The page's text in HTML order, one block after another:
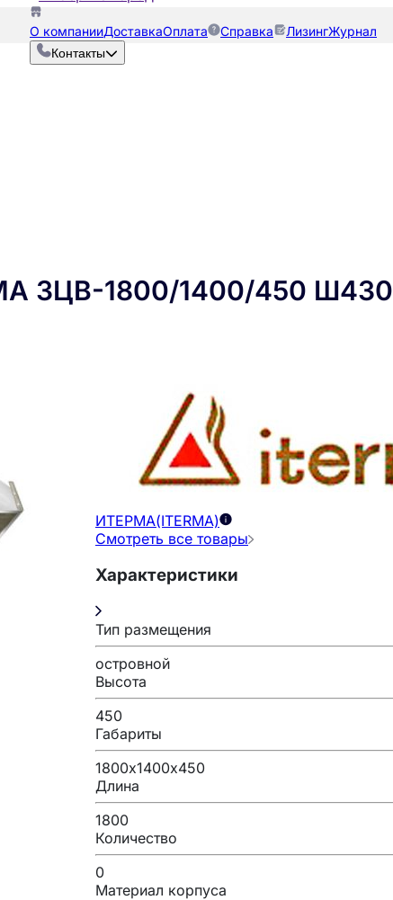
О компанииДоставкаОплата Справка ЛизингЖурнал
Контакты
ЗЦВ-1800/1400/450 Ш430
ИТЕРМА(ITERMA)
Смотреть все товары
Характеристики
Тип размещения
островной
Высота
450
Габариты
1800х1400х450
Длина
1800
Количество
0
Материал корпуса